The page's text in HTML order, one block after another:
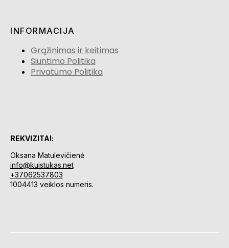
INFORMACIJA
Grąžinimas ir keitimas
Siuntimo Politika
Privatumo Politika
REKVIZITAI:
Oksana Matulevičienė
info@kuistukas.net
+37062537803
1004413 veiklos numeris.